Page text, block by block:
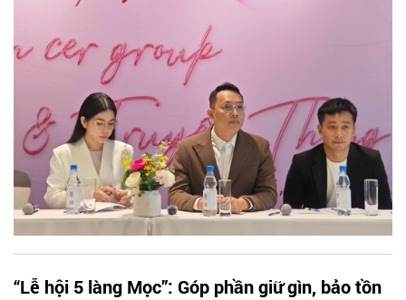
họp báo cho công ty này.
“Lễ hội 5 làng Mọc”: Góp phần giữ gìn, bảo tồn